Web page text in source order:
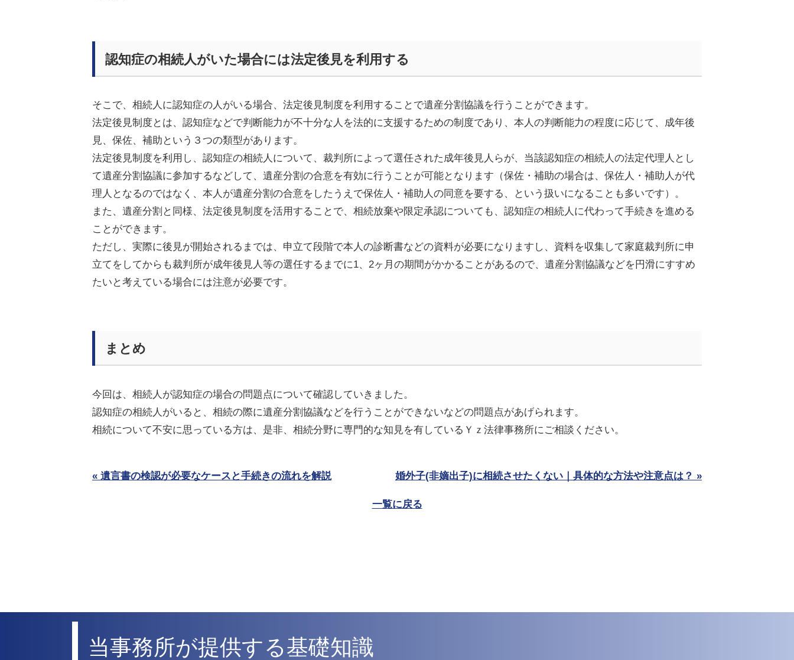
認知症の相続人がいた場合には法定後見を利用する
そこで、 相続人に認知症の人がいる場合、法定後見制度を利用することで遺産分割協議を行うことができます。
法定後見制度とは、認知症などで判断能力が不十分な人を法的に支援するための制度であり、本人の判断能力の程度に応じて、成年後
見、 保佐、補助という３つの類型がありま す。
法定後見制度を利用し 、認知症の相続人について 、 裁判所によって選任された成年後見人 らが、当該認知症の相続人の法定代理人 とし
て遺産分割協議に参加するなどして 、遺産分割の合意を有効に行うことが可能となります （保佐・補助の場合は、保佐人・補助人が代
理人となるのではなく、本人が遺産分割の合意をしたうえで保佐人・補助人の同意を要する、という扱いになることも多いです） 。
また、 遺産分割と同様、 法定後見制度を活用することで、相続放棄や限定承認についても、認知症の相続人に代わって手続きを進める
ことができます。
ただし、実際に後見が開始されるまでは、申立て段階で本人の診断書などの資料が必要になりますし、資料を収集して家庭裁判所に申
立てをしてからも裁判所が成年後見人等の選任するまでに1、 2ヶ月の期間がかかることがあるので、遺産分割協議などを円滑にすすめ
たいと考えている場合には注意が必要です。
まとめ
今回は、相続人が認知症の場合の問題点について確認していきました。
認知症の相続人がいると、相続の際に遺産分割協議などを行うことができないなどの問題点があげられます。
相続について不安に思っている方は、 是非、相続分野に専門的な知見を有しているＹｚ法律事務所に ご相談ください。
« 遺言書の検認が必要なケースと手続きの流れを解説 婚外子(非嫡出子)に相続させたくない｜具体的な方法や注意点は？ »
一覧に戻る
当事務所が提供する基礎知識